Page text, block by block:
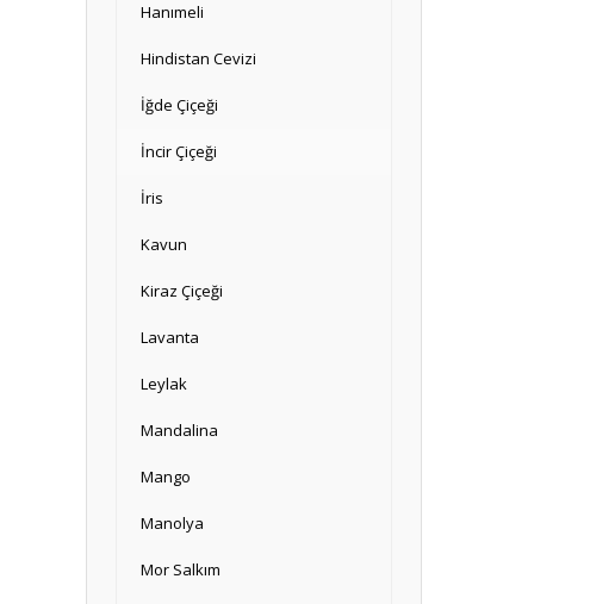
Hanımeli
Hindistan Cevizi
İğde Çiçeği
İncir Çiçeği
İris
Kavun
Kiraz Çiçeği
Lavanta
Leylak
Mandalina
Mango
Manolya
Mor Salkım